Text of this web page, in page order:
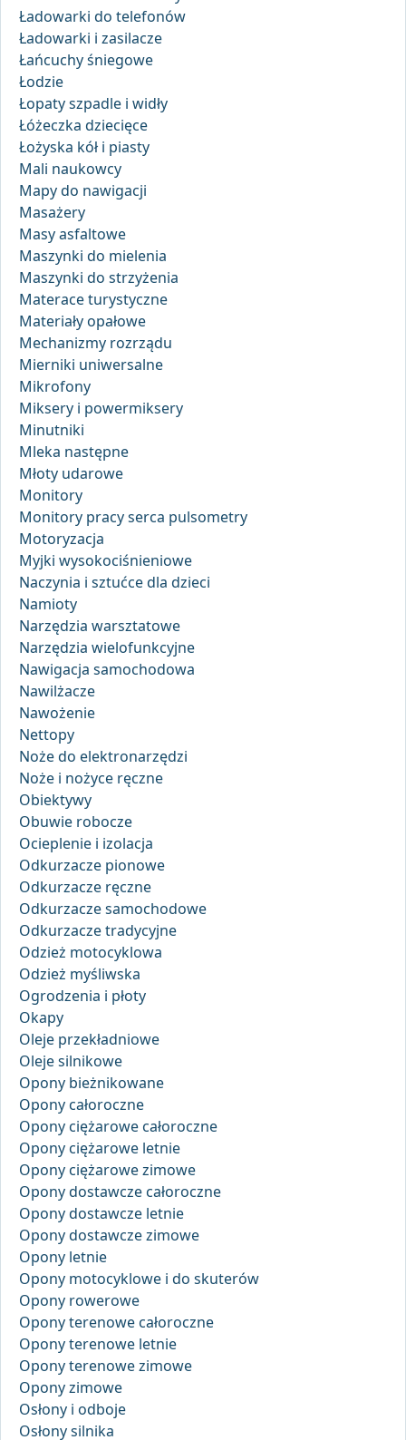
Ładowarki do telefonów
Ładowarki i zasilacze
Łańcuchy śniegowe
Łodzie
Łopaty szpadle i widły
Łóżeczka dziecięce
Łożyska kół i piasty
Mali naukowcy
Mapy do nawigacji
Masażery
Masy asfaltowe
Maszynki do mielenia
Maszynki do strzyżenia
Materace turystyczne
Materiały opałowe
Mechanizmy rozrządu
Mierniki uniwersalne
Mikrofony
Miksery i powermiksery
Minutniki
Mleka następne
Młoty udarowe
Monitory
Monitory pracy serca pulsometry
Motoryzacja
Myjki wysokociśnieniowe
Naczynia i sztućce dla dzieci
Namioty
Narzędzia warsztatowe
Narzędzia wielofunkcyjne
Nawigacja samochodowa
Nawilżacze
Nawożenie
Nettopy
Noże do elektronarzędzi
Noże i nożyce ręczne
Obiektywy
Obuwie robocze
Ocieplenie i izolacja
Odkurzacze pionowe
Odkurzacze ręczne
Odkurzacze samochodowe
Odkurzacze tradycyjne
Odzież motocyklowa
Odzież myśliwska
Ogrodzenia i płoty
Okapy
Oleje przekładniowe
Oleje silnikowe
Opony bieżnikowane
Opony całoroczne
Opony ciężarowe całoroczne
Opony ciężarowe letnie
Opony ciężarowe zimowe
Opony dostawcze całoroczne
Opony dostawcze letnie
Opony dostawcze zimowe
Opony letnie
Opony motocyklowe i do skuterów
Opony rowerowe
Opony terenowe całoroczne
Opony terenowe letnie
Opony terenowe zimowe
Opony zimowe
Osłony i odboje
Osłony silnika